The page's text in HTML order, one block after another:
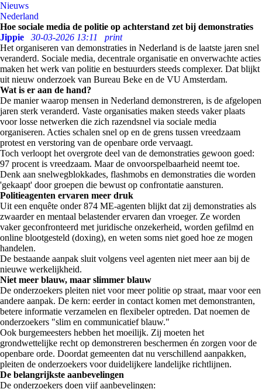
Nieuws
Nederland
Hoe sociale media de politie op achterstand zet bij demonstraties
Jippie
30-03-2026 13:11
print
Het organiseren van demonstraties in Nederland is de laatste jaren snel
veranderd. Sociale media, decentrale organisatie en onverwachte acties
maken het werk van politie en bestuurders steeds complexer. Dat blijkt
uit nieuw onderzoek van Bureau Beke en de VU Amsterdam.
Wat is er aan de hand?
De manier waarop mensen in Nederland demonstreren, is de afgelopen
jaren sterk veranderd. Vaste organisaties maken steeds vaker plaats
voor losse netwerken die zich razendsnel via sociale media
organiseren. Acties schalen snel op en de grens tussen vreedzaam
protest en verstoring van de openbare orde vervaagt.
Toch verloopt het overgrote deel van de demonstraties gewoon goed:
97 procent is vreedzaam. Maar de onvoorspelbaarheid neemt toe.
Denk aan snelwegblokkades, flashmobs en demonstraties die worden
'gekaapt' door groepen die bewust op confrontatie aansturen.
Politieagenten ervaren meer druk
Uit een enquête onder 874 ME-agenten blijkt dat zij demonstraties als
zwaarder en mentaal belastender ervaren dan vroeger. Ze worden
vaker geconfronteerd met juridische onzekerheid, worden gefilmd en
online blootgesteld (doxing), en weten soms niet goed hoe ze mogen
handelen.
De bestaande aanpak sluit volgens veel agenten niet meer aan bij de
nieuwe werkelijkheid.
Niet meer blauw, maar slimmer blauw
De onderzoekers pleiten niet voor meer politie op straat, maar voor een
andere aanpak. De kern: eerder in contact komen met demonstranten,
betere informatie verzamelen en flexibeler optreden. Dat noemen de
onderzoekers "slim en communicatief blauw."
Ook burgemeesters hebben het moeilijk. Zij moeten het
grondwettelijke recht op demonstreren beschermen én zorgen voor de
openbare orde. Doordat gemeenten dat nu verschillend aanpakken,
pleiten de onderzoekers voor duidelijkere landelijke richtlijnen.
De belangrijkste aanbevelingen
De onderzoekers doen vijf aanbevelingen: